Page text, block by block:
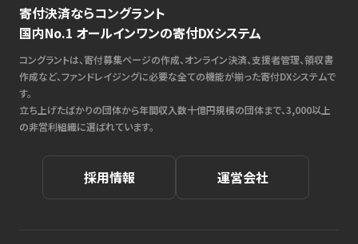
寄付決済ならコングラント
国内No.1 オールインワンの寄付DXシステム
コングラントは、寄付募集ページの作成、オンライン決済、支援者管理、領収書
作成など、ファンドレイジングに必要な全ての機能が揃った寄付DXシステムで
す。
立ち上げたばかりの団体から年間収入数十億円規模の団体まで、3,000以上
の非営利組織に選ばれています。
採用情報 運営会社